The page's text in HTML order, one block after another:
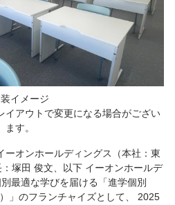
イメージ
アウトで変更になる場合がござい
ます。
オンホールディングス（本社：東
塚田 俊文、以下 イーオンホールデ
最適な学びを届ける「進学個別
」のフランチャイズとして、 2025